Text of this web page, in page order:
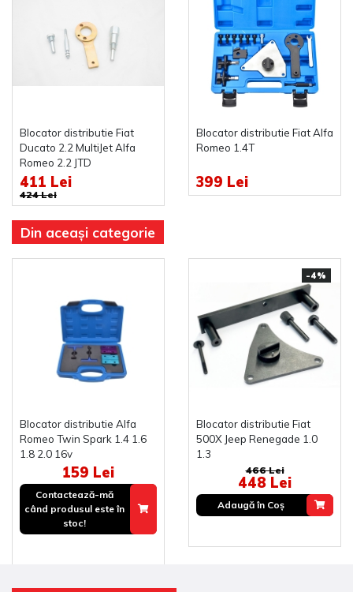
Blocator distributie Fiat
Ducato 2.2 MultiJet Alfa
Romeo 2.2 JTD
411 Lei
424 Lei
Blocator distributie Fiat Alfa
Romeo 1.4T
399 Lei
Din aceași categorie
Blocator distributie Alfa
Romeo Twin Spark 1.4 1.6
1.8 2.0 16v
159 Lei
Contactează-mă
când produsul este în
stoc!
-4%
Blocator distributie Fiat
500X Jeep Renegade 1.0
1.3
466 Lei
448 Lei
Adaugă în Coş